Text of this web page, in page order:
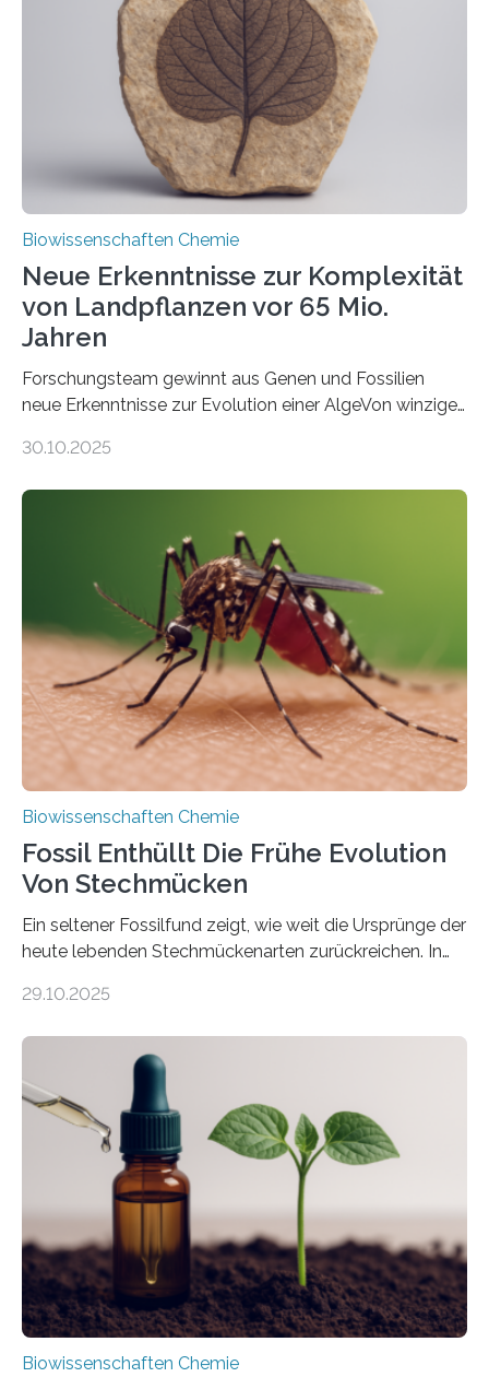
peroxisomalen Proteintransports in der Bäckerhefe
Saccharomyces cerevisiae entdeckt, der für die
Funktionsfähigkeit der Organellen entscheidend ist. Die
Studie wurde am 28. Oktober 2025 in der
Fachzeitschrift…
Biowissenschaften Chemie
Neue Erkenntnisse zur Komplexität
von Landpflanzen vor 65 Mio.
Jahren
Forschungsteam gewinnt aus Genen und Fossilien
neue Erkenntnisse zur Evolution einer AlgeVon winzigen
Landpflanzen zählen zu den komplexesten
Grünalgen, die vor Hunderten von Millionen Jahren
lebten. Unter den Vorfahren sticht eine Gruppe heraus,
die noch heute in der Natur vorkommt: die
Süßwasseralge Coleochaetophyceae. Einige Arten
dieser Gruppe bilden aus Zellfäden dichte Geflechte
mit scheibenförmiger Gestalt. Was auffällig ist: Die
nächsten…
30.10.2025
Biowissenschaften Chemie
Fossil Enthüllt Die Frühe Evolution
Von Stechmücken
Ein seltener Fossilfund zeigt, wie weit die Ursprünge der
heute lebenden Stechmückenarten zurückreichen. In
Forschende die bisher älteste bekannte Stechmücken-
Region Kachin in Myanmar und hat sich in
ausgezeichnetem Zustand erhalten. Es konnte als neue
Art einer neuen Gattung beschrieben werden und trägt
nun den Namen Cretosabethes primaevus. Dieser erste
fossile Nachweis einer Stechmückenlarve in Bernstein
stellt gleichzeitig den ersten Fossilfund einer
Mückenlarve aus dem Mesozoikum dar, denn…
29.10.2025
Biowissenschaften Chemie